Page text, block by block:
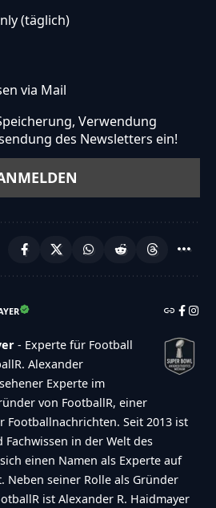
(täglich)
via Mail
Verwendung
des Newsletters ein!
- Experte für Football
Alexander
Experte im
von FootballR, einer
Seit 2013 ist
in der Welt des
einen Namen als Experte auf
Neben seiner Rolle als Gründer
ist Alexander R. Haidmayer